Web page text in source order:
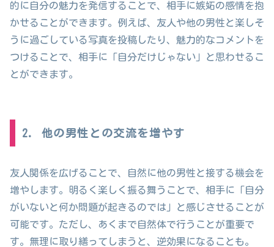
的に自分の魅力を発信することで、相手に嫉妬の感情を抱
かせることができます。例えば、友人や他の男性と楽しそ
うに過ごしている写真を投稿したり、魅力的なコメントを
つけることで、相手に「自分だけじゃない」と思わせるこ
とができます。
2. 他の男性との交流を増やす
友人関係を広げることで、自然に他の男性と接する機会を
増やします。明るく楽しく振る舞うことで、相手に「自分
がいないと何か問題が起きるのでは」と感じさせることが
可能です。ただし、あくまで自然体で行うことが重要で
す。無理に取り繕ってしまうと、逆効果になることも。